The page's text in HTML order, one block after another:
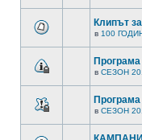
Клипът
в 100
в СЕЗОН
в СЕЗОН